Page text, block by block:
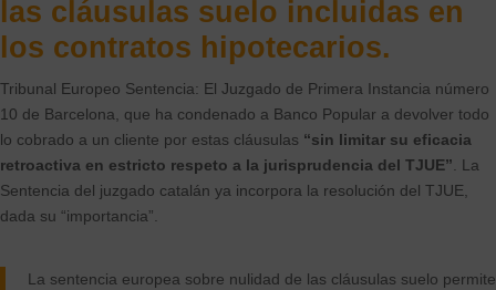
las cláusulas suelo incluidas en
los contratos hipotecarios.
Tribunal Europeo Sentencia: El Juzgado de Primera Instancia número
10 de Barcelona, que ha condenado a Banco Popular a devolver todo
lo cobrado a un cliente por estas cláusulas “sin limitar su eficacia
retroactiva en estricto respeto a la jurisprudencia del TJUE” . La
Sentencia del juzgado catalán ya incorpora la resolución del TJUE,
dada su “importancia”.
La sentencia europea sobre nulidad de las cláusulas suelo permite